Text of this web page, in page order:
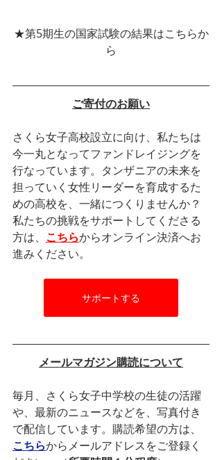
★第5期生の国家試験の結果はこちらか
ら
ご寄付のお願い
さくら女子高校設立に向け、私たちは
今一丸となってファンドレイジングを
行なっています。タンザニアの未来を
担っていく女性リーダーを育成するた
めの高校を、一緒につくりませんか？
私たちの挑戦をサポートしてくださる
方は、 こちらからオンライン決済へお
進みください。
サポートする
メールマガジン購読について
毎月、さくら女子中学校の生徒の活躍
や、最新のニュースなどを、写真付き
で配信しています。購読希望の方は、
こちらからメールアドレスをご登録く